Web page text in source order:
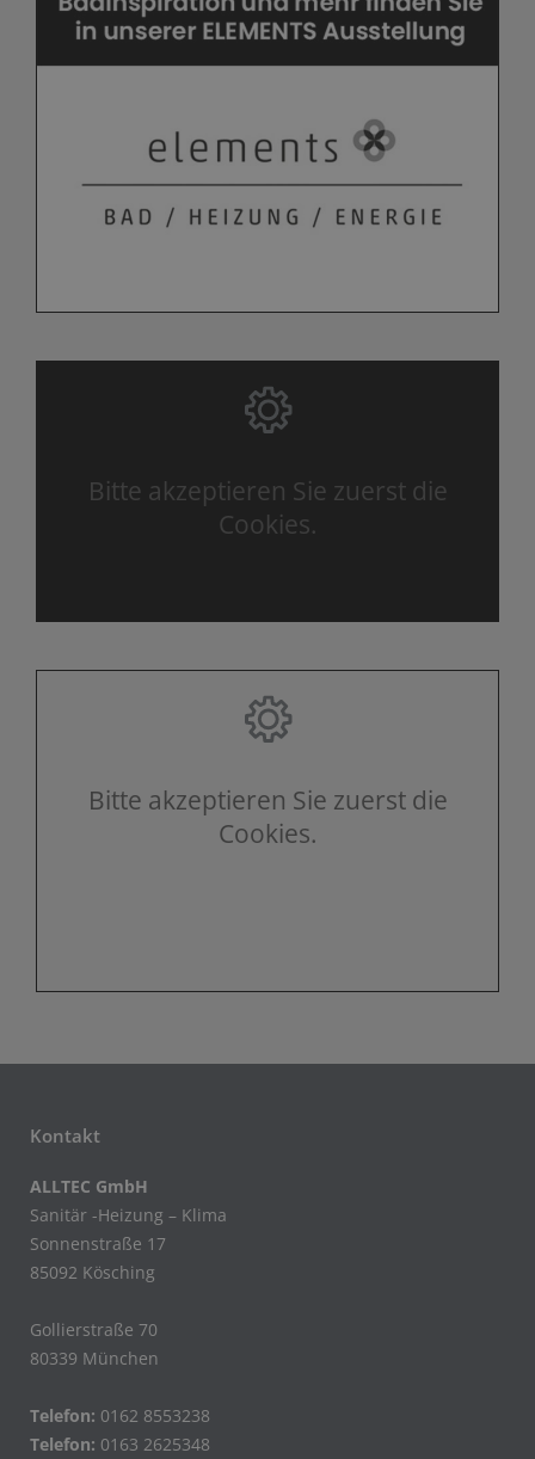
Bitte akzeptieren Sie zuerst die
Cookies.
Bitte akzeptieren Sie zuerst die
Cookies.
Kontakt
ALLTEC GmbH
Sanitär -Heizung – Klima
Sonnenstraße 17
85092 Kösching
Gollierstraße 70
80339 München
Telefon: 0162 8553238
Telefon: 0163 2625348